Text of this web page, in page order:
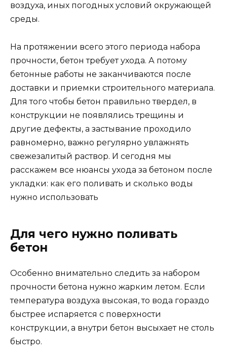
воздуха, иных погодных условий окружающей
среды.
На протяжении всего этого периода набора
прочности, бетон требует ухода. А потому
бетонные работы не заканчиваются после
доставки и приемки строительного материала.
Для того чтобы бетон правильно твердел, в
конструкции не появлялись трещины и
другие дефекты, а застывание проходило
равномерно, важно регулярно увлажнять
свежезалитый раствор. И сегодня мы
расскажем все нюансы ухода за бетоном после
укладки: как его поливать и сколько воды
нужно использовать
Для чего нужно поливать
бетон
Особенно внимательно следить за набором
прочности бетона нужно жарким летом. Если
температура воздуха высокая, то вода гораздо
быстрее испаряется с поверхности
конструкции, а внутри бетон высыхает не столь
быстро.